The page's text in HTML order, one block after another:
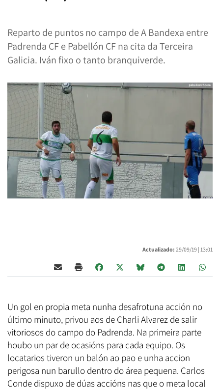
Reparto de puntos no campo de A Bandexa entre
Padrenda CF e Pabellón CF na cita da Terceira
Galicia. Iván fixo o tanto branquiverde.
Actualizado: 29/09/19 | 13:01
Un gol en propia meta nunha desafrotuna acción no
último minuto, privou aos de Charli Alvarez de salir
vitoriosos do campo do Padrenda. Na primeira parte
houbo un par de ocasións para cada equipo. Os
locatarios tiveron un balón ao pao e unha accion
perigosa nun barullo dentro do área pequena. Carlos
Conde dispuxo de dúas accións nas que o meta local